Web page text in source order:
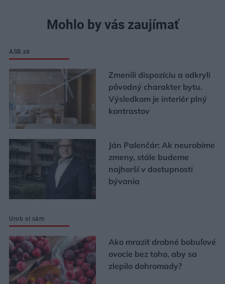
Mohlo by vás zaujímať
ASB.sk
Zmenili dispozíciu a odkryli
pôvodný charakter bytu.
Výsledkom je interiér plný
kontrastov
Ján Palenčár: Ak neurobíme
zmeny, stále budeme
najhorší v dostupnosti
bývania
Urob si sám
Ako mraziť drobné bobuľové
ovocie bez toho, aby sa
zlepilo dohromady?